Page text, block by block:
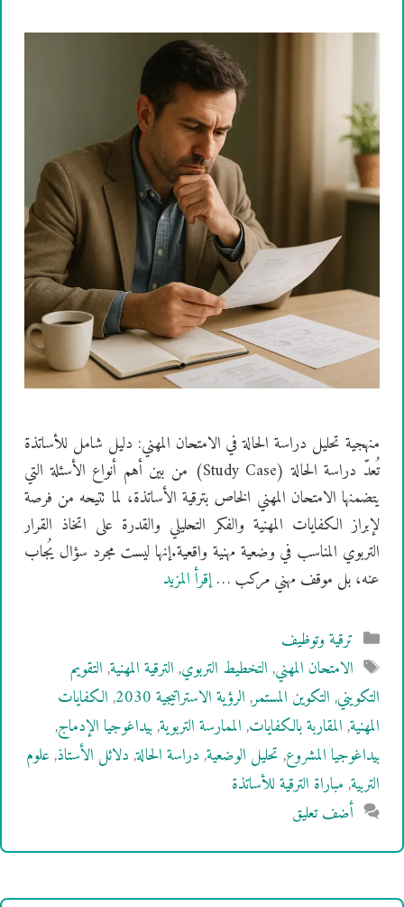
منهجية تحليل دراسة الحالة في الامتحان المهني: دليل شامل للأساتذة
تُعدّ دراسة الحالة (Study Case) من بين أهم أنواع الأسئلة التي
يتضمنها الامتحان المهني الخاص بترقية الأساتذة، لما تتيحه من فرصة
لإبراز الكفايات المهنية والفكر التحليلي والقدرة على اتخاذ القرار
التربوي المناسب في وضعية مهنية واقعية.إنها ليست مجرد سؤال يُجاب
عنه، بل موقف مهني مركب …إقرأ المزيد
التصنيفات
ترقية وتوظيف
الوسوم
الامتحان المهني,التخطيط التربوي,الترقية المهنية,التقويم
التكويني,التكوين المستمر,الرؤية الاستراتيجية 2030 ,الكفايات
المهنية,المقاربة بالكفايات,الممارسة التربوية,بيداغوجيا الإدماج,
بيداغوجيا المشروع,تحليل الوضعية,دراسة الحالة,دلائل الأستاذ,علوم
التربية,مباراة الترقية للأساتذة
أضف تعليق